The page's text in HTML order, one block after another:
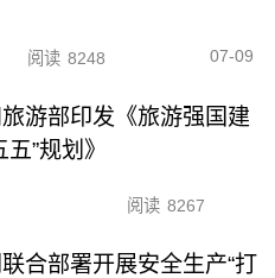
阅读 8248 07-09
游部印发《旅游强国建
”规划》
阅读 8267
合部署开展安全生产“打